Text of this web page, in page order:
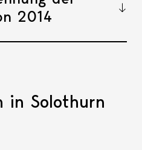
2014
in Solothurn